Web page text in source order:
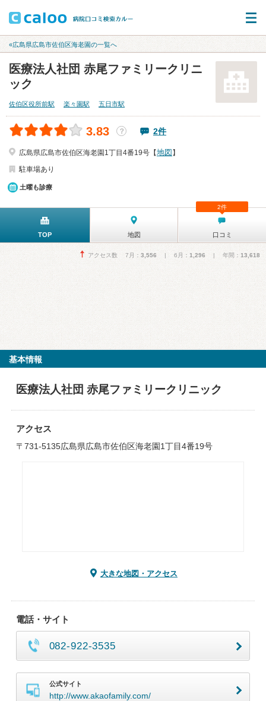
«広島県広島市佐伯区海老園の一覧へ
医療法人社団 赤尾ファミリークリニ
ック
佐伯区役所前駅 楽々園駅 五日市駅
3.83 ？ 2件
広島県広島市佐伯区海老園1丁目4番19号【地図 】
駐車場あり
土曜も診療
TOP 地図 口コミ
2件
アクセス数 7月： 3,556 | 6月： 1,296 | 年間： 13,618
基本情報
医療法人社団 赤尾ファミリークリニック
アクセス
〒731-5135広島県広島市佐伯区海老園1丁目4番19号
大きな地図・アクセス
電話・サイト
082-922-3535
公式サイト
http://www.akaofamily.com/